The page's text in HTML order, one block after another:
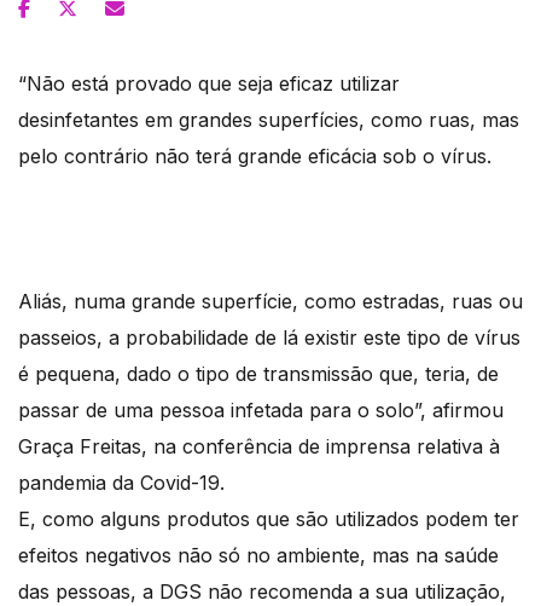
“Não está provado que seja eficaz utilizar
desinfetantes em grandes superfícies, como ruas, mas
pelo contrário não terá grande eficácia sob o vírus.
Aliás, numa grande superfície, como estradas, ruas ou
passeios, a probabilidade de lá existir este tipo de vírus
é pequena, dado o tipo de transmissão que, teria, de
passar de uma pessoa infetada para o solo”, afirmou
Graça Freitas, na conferência de imprensa relativa à
pandemia da Covid-19.
E, como alguns produtos que são utilizados podem ter
efeitos negativos não só no ambiente, mas na saúde
das pessoas, a DGS não recomenda a sua utilização,